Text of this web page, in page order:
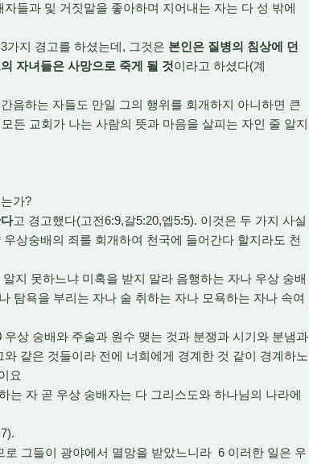
들과 및 거짓말을 좋아하며 지어내는 자는 다 성 밖에
가지 경고를 하셨는데, 그것은 본인은 질병의 침상에 던
자녀들은 사망으로 죽게 될 것이라고 하셨다(계
음하는 자들도 만일 그의 행위를 회개하지 아니하면 큰
든 교회가 나는 사람의 뜻과 마음을 살피는 자인 줄 알지
가?
고 경고했다(고전6:9,갈5:20,엡5:5). 이것은 두 가지 사실
상숭배의 죄를 회개하여 천국에 들어간다 할지라도 천
지 못하느냐 미혹을 받지 말라 음행하는 자나 우상 숭배
탐욕을 부리는 자나 술 취하는 자나 모욕하는 자나 속여
상 숭배와 주술과 원수 맺는 것과 분쟁과 시기와 분냄과
같은 것들이라 전에 너희에게 경계한 것 같이 경계하노
요
는 자 곧 우상 숭배자는 다 그리스도와 하나님의 나라에
그들이 광야에서 멸망을 받았느니라 6 이러한 일은 우